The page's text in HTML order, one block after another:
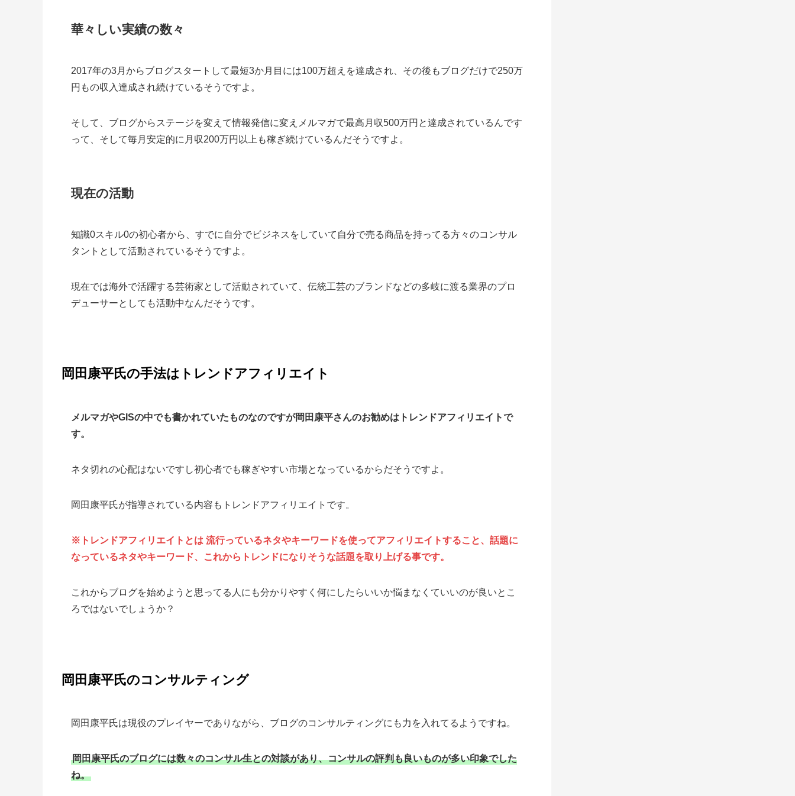
華々しい実績の数々
2017年の3月からブログスタートして最短3か月目には100万超えを達成され、その後もブログだけで250万
円もの収入達成され続けているそうですよ。
そして、ブログからステージを変えて情報発信に変えメルマガで最高月収500万円と達成されているんです
って、そして毎月安定的に月収200万円以上も稼ぎ続けているんだそうですよ。
現在の活動
知識0スキル0の初心者から、すでに自分でビジネスをしていて自分で売る商品を持ってる方々のコンサル
タントとして活動されているそうですよ。
現在では海外で活躍する芸術家として活動されていて、伝統工芸のブランドなどの多岐に渡る業界のプロ
デューサーとしても活動中なんだそうです。
岡田康平氏の手法はトレンドアフィリエイト
メルマガやGISの中でも書かれていたものなのですが岡田康平さんのお勧めはトレンドアフィリエイトで
す。
ネタ切れの心配はないですし初心者でも稼ぎやすい市場となっているからだそうですよ。
岡田康平氏が指導されている内容もトレンドアフィリエイトです。
※トレンドアフィリエイトとは 流行っているネタやキーワードを使ってアフィリエイトすること、話題に
なっているネタやキーワード、これからトレンドになりそうな話題を取り上げる事です。
これからブログを始めようと思ってる人にも分かりやすく何にしたらいいか悩まなくていいのが良いとこ
ろではないでしょうか？
岡田康平氏のコンサルティング
岡田康平氏は現役のプレイヤーでありながら、ブログのコンサルティングにも力を入れてるようですね。
岡田康平氏のブログには数々のコンサル生との対談があり、コンサルの評判も良いものが多い印象でした
ね。